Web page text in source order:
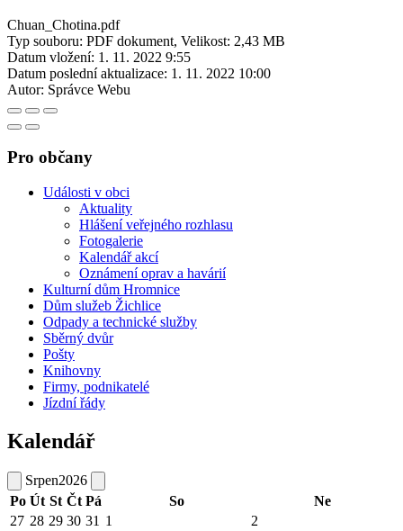
Chuan_Chotina.pdf
Typ souboru: PDF dokument, Velikost: 2,43 MB
Datum vložení: 1. 11. 2022 9:55
Datum poslední aktualizace: 1. 11. 2022 10:00
Autor: Správce Webu
Pro občany
Události v obci
Aktuality
Hlášení veřejného rozhlasu
Fotogalerie
Kalendář akcí
Oznámení oprav a havárií
Kulturní dům Hromnice
Dům služeb Žichlice
Odpady a technické služby
Sběrný dvůr
Pošty
Knihovny
Firmy, podnikatelé
Jízdní řády
Kalendář
Srpen2026
Po Út St Čt Pá So
Ne
27 28 29 30 31 1
2